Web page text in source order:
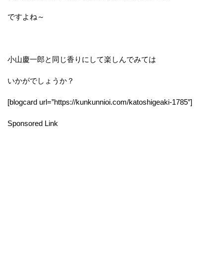
ですよね～
小山慶一郎と同じ香りにして楽しんでみては
いかがでしょうか？
[blogcard url=”https://kunkunnioi.com/katoshigeaki-1785″]
Sponsored Link